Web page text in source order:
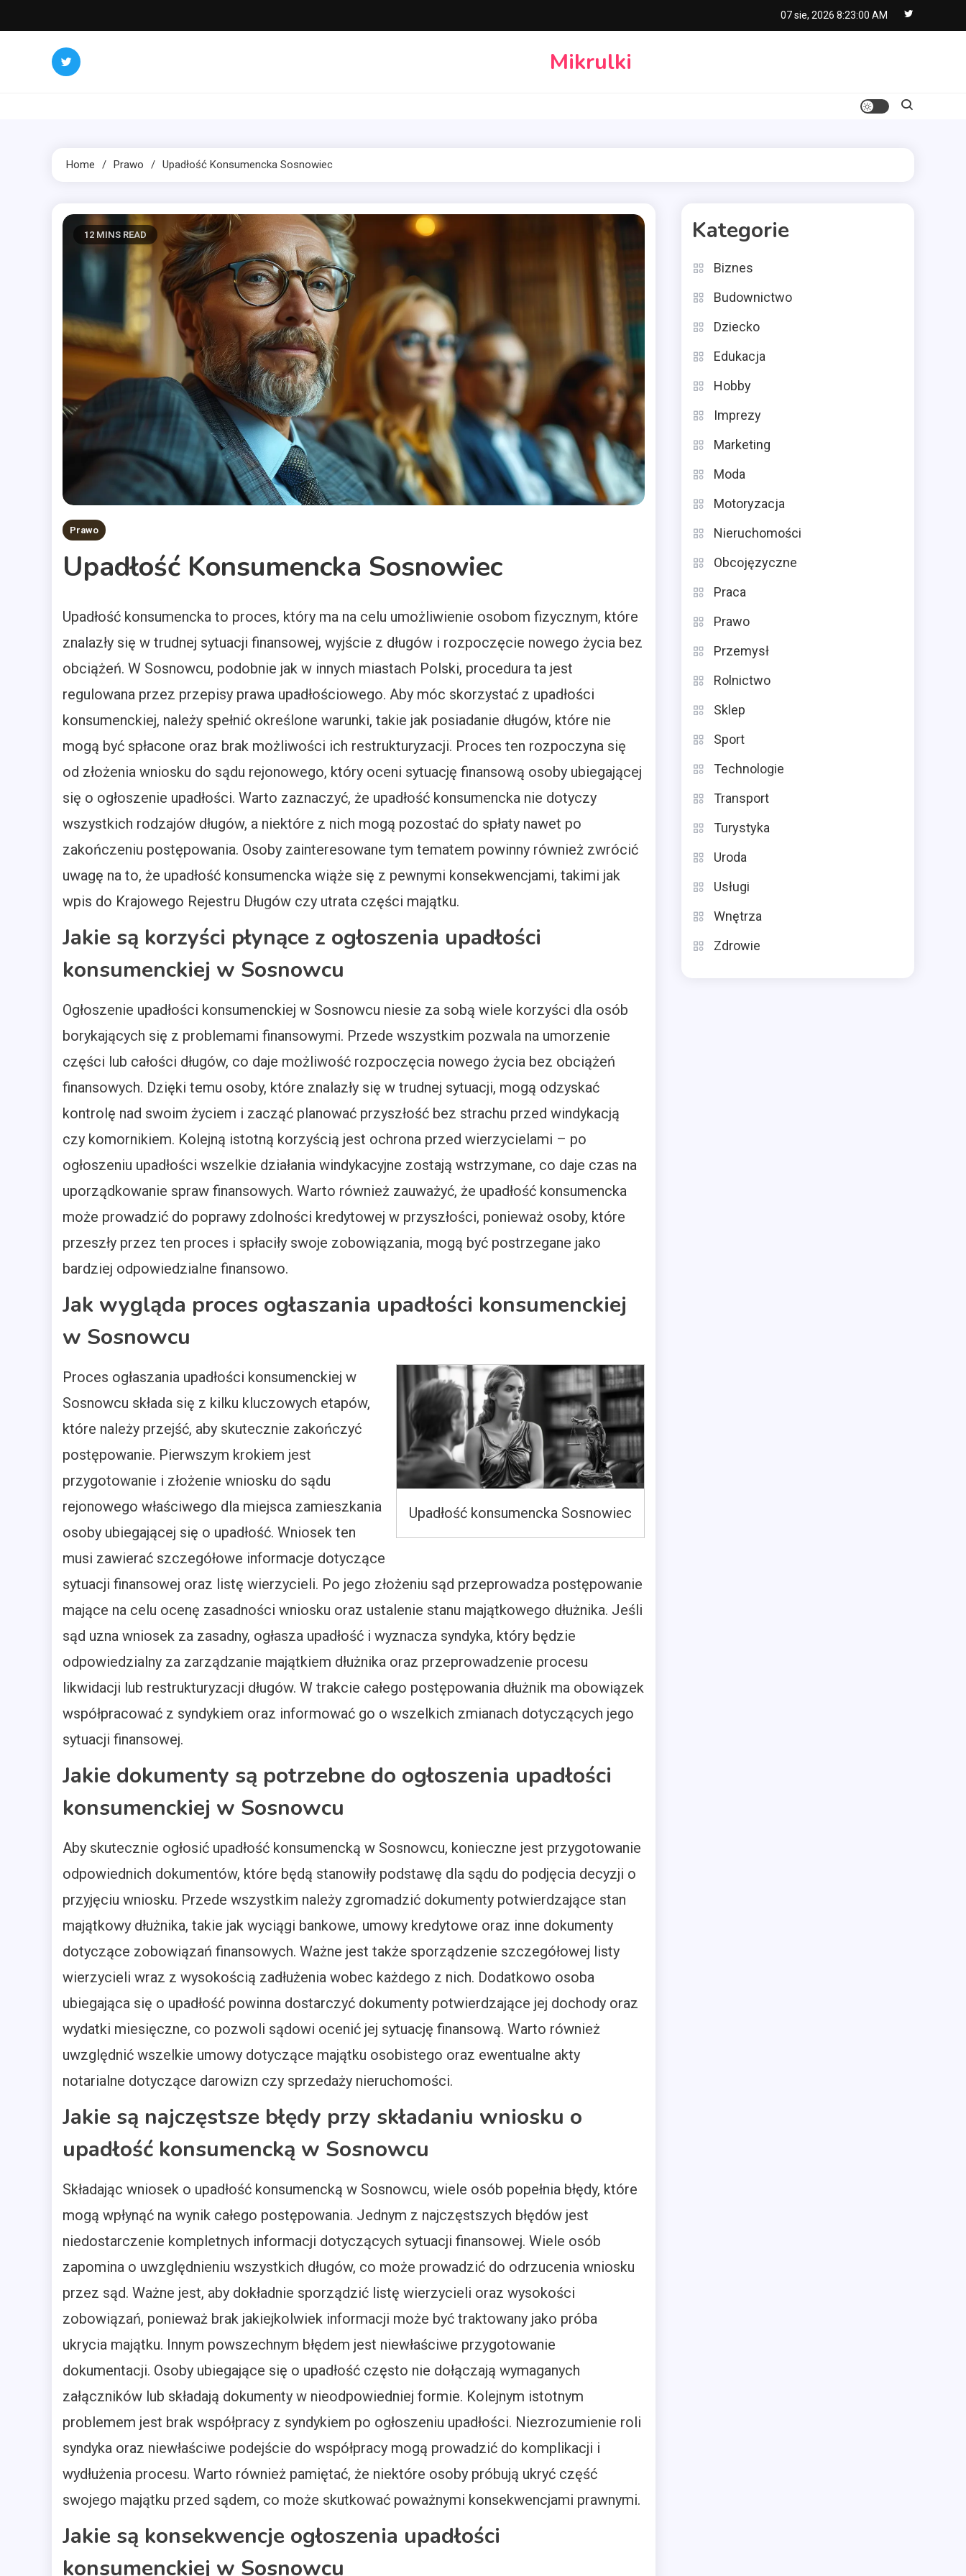
to
07 sie, 2026 8:23:01 AM
Mikrulki
Home Prawo Upadłość Konsumencka Sosnowiec
12 MINS READ
Prawo
Upadłość Konsumencka Sosnowiec
Upadłość konsumencka to proces, który ma na celu umożliwienie osobom fizycznym, które
znalazły się w trudnej sytuacji finansowej, wyjście z długów i rozpoczęcie nowego życia bez
obciążeń. W Sosnowcu, podobnie jak w innych miastach Polski, procedura ta jest
regulowana przez przepisy prawa upadłościowego. Aby móc skorzystać z upadłości
konsumenckiej, należy spełnić określone warunki, takie jak posiadanie długów, które nie
mogą być spłacone oraz brak możliwości ich restrukturyzacji. Proces ten rozpoczyna się
od złożenia wniosku do sądu rejonowego, który oceni sytuację finansową osoby ubiegającej
się o ogłoszenie upadłości. Warto zaznaczyć, że upadłość konsumencka nie dotyczy
wszystkich rodzajów długów, a niektóre z nich mogą pozostać do spłaty nawet po
zakończeniu postępowania. Osoby zainteresowane tym tematem powinny również zwrócić
uwagę na to, że upadłość konsumencka wiąże się z pewnymi konsekwencjami, takimi jak
wpis do Krajowego Rejestru Długów czy utrata części majątku.
Jakie są korzyści płynące z ogłoszenia upadłości
konsumenckiej w Sosnowcu
Ogłoszenie upadłości konsumenckiej w Sosnowcu niesie za sobą wiele korzyści dla osób
borykających się z problemami finansowymi. Przede wszystkim pozwala na umorzenie
części lub całości długów, co daje możliwość rozpoczęcia nowego życia bez obciążeń
finansowych. Dzięki temu osoby, które znalazły się w trudnej sytuacji, mogą odzyskać
kontrolę nad swoim życiem i zacząć planować przyszłość bez strachu przed windykacją
czy komornikiem. Kolejną istotną korzyścią jest ochrona przed wierzycielami – po
ogłoszeniu upadłości wszelkie działania windykacyjne zostają wstrzymane, co daje czas na
uporządkowanie spraw finansowych. Warto również zauważyć, że upadłość konsumencka
może prowadzić do poprawy zdolności kredytowej w przyszłości, ponieważ osoby, które
przeszły przez ten proces i spłaciły swoje zobowiązania, mogą być postrzegane jako
bardziej odpowiedzialne finansowo.
Jak wygląda proces ogłaszania upadłości konsumenckiej
w Sosnowcu
Upadłość konsumencka Sosnowiec
Proces ogłaszania upadłości konsumenckiej w
Sosnowcu składa się z kilku kluczowych etapów,
które należy przejść, aby skutecznie zakończyć
postępowanie. Pierwszym krokiem jest
przygotowanie i złożenie wniosku do sądu
rejonowego właściwego dla miejsca zamieszkania
osoby ubiegającej się o upadłość. Wniosek ten
musi zawierać szczegółowe informacje dotyczące
sytuacji finansowej oraz listę wierzycieli. Po jego złożeniu sąd przeprowadza postępowanie
mające na celu ocenę zasadności wniosku oraz ustalenie stanu majątkowego dłużnika. Jeśli
sąd uzna wniosek za zasadny, ogłasza upadłość i wyznacza syndyka, który będzie
odpowiedzialny za zarządzanie majątkiem dłużnika oraz przeprowadzenie procesu
likwidacji lub restrukturyzacji długów. W trakcie całego postępowania dłużnik ma obowiązek
współpracować z syndykiem oraz informować go o wszelkich zmianach dotyczących jego
sytuacji finansowej.
Jakie dokumenty są potrzebne do ogłoszenia upadłości
konsumenckiej w Sosnowcu
Aby skutecznie ogłosić upadłość konsumencką w Sosnowcu, konieczne jest przygotowanie
odpowiednich dokumentów, które będą stanowiły podstawę dla sądu do podjęcia decyzji o
przyjęciu wniosku. Przede wszystkim należy zgromadzić dokumenty potwierdzające stan
majątkowy dłużnika, takie jak wyciągi bankowe, umowy kredytowe oraz inne dokumenty
dotyczące zobowiązań finansowych. Ważne jest także sporządzenie szczegółowej listy
wierzycieli wraz z wysokością zadłużenia wobec każdego z nich. Dodatkowo osoba
ubiegająca się o upadłość powinna dostarczyć dokumenty potwierdzające jej dochody oraz
wydatki miesięczne, co pozwoli sądowi ocenić jej sytuację finansową. Warto również
uwzględnić wszelkie umowy dotyczące majątku osobistego oraz ewentualne akty
notarialne dotyczące darowizn czy sprzedaży nieruchomości.
Jakie są najczęstsze błędy przy składaniu wniosku o
upadłość konsumencką w Sosnowcu
Składając wniosek o upadłość konsumencką w Sosnowcu, wiele osób popełnia błędy, które
mogą wpłynąć na wynik całego postępowania. Jednym z najczęstszych błędów jest
niedostarczenie kompletnych informacji dotyczących sytuacji finansowej. Wiele osób
zapomina o uwzględnieniu wszystkich długów, co może prowadzić do odrzucenia wniosku
przez sąd. Ważne jest, aby dokładnie sporządzić listę wierzycieli oraz wysokości
zobowiązań, ponieważ brak jakiejkolwiek informacji może być traktowany jako próba
ukrycia majątku. Innym powszechnym błędem jest niewłaściwe przygotowanie
dokumentacji. Osoby ubiegające się o upadłość często nie dołączają wymaganych
załączników lub składają dokumenty w nieodpowiedniej formie. Kolejnym istotnym
problemem jest brak współpracy z syndykiem po ogłoszeniu upadłości. Niezrozumienie roli
syndyka oraz niewłaściwe podejście do współpracy mogą prowadzić do komplikacji i
wydłużenia procesu. Warto również pamiętać, że niektóre osoby próbują ukryć część
swojego majątku przed sądem, co może skutkować poważnymi konsekwencjami prawnymi.
Jakie są konsekwencje ogłoszenia upadłości
konsumenckiej w Sosnowcu
Kategorie
Biznes
Budownictwo
Dziecko
Edukacja
Hobby
Imprezy
Marketing
Moda
Motoryzacja
Nieruchomości
Obcojęzyczne
Praca
Prawo
Przemysł
Rolnictwo
Sklep
Sport
Technologie
Transport
Turystyka
Uroda
Usługi
Wnętrza
Zdrowie